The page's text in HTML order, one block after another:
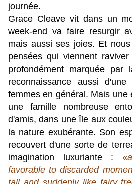
journée.
Grace Cleave vit dans un
week-end va faire resurgir
mais aussi ses joies. Et
pensées qui viennent
profondément marquée
reconnaissance aussi
femmes en général. Mais une
une famille nombreuse
d'amis, dans une île aux
la nature exubérante. Son
recouvert d'une sorte de
imagination luxuriante : «
favorable to discarded